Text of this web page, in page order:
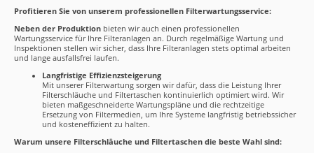
Profitieren Sie von unserem professionellen Filterwartungsservice:
Neben der Produktion bieten wir auch einen professionellen
Wartungsservice für Ihre Filteranlagen an. Durch regelmäßige Wartung und
Inspektionen stellen wir sicher, dass Ihre Filteranlagen stets optimal arbeiten
und lange ausfallsfrei laufen.
Langfristige Effizienzsteigerung
Mit unserer Filterwartung sorgen wir dafür, dass die Leistung Ihrer
Filterschläuche und Filtertaschen kontinuierlich optimiert wird. Wir
bieten maßgeschneiderte Wartungspläne und die rechtzeitige
Ersetzung von Filtermedien, um Ihre Systeme langfristig betriebssicher
und kosteneffizient zu halten.
Warum unsere Filterschläuche und Filtertaschen die beste Wahl sind: